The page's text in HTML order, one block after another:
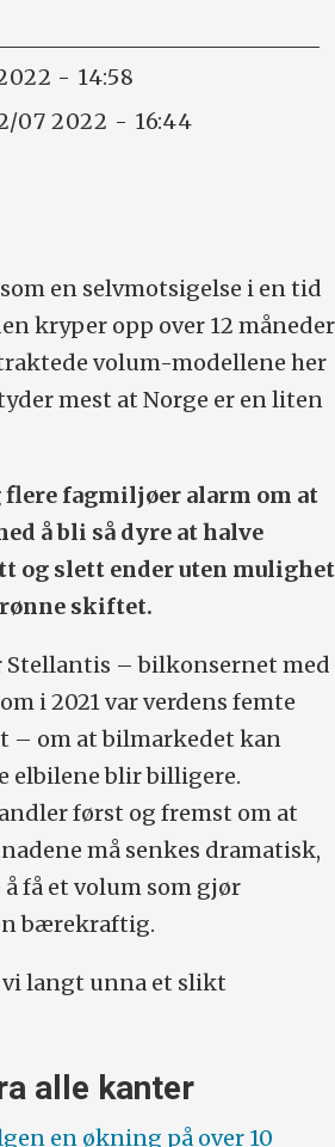
- 14:58
07 2022 - 16:44
en selvmotsigelse i en tid
kryper opp over 12 måneder
volum-modellene her
mest at Norge er en liten
flere fagmiljøer alarm om at
å bli så dyre at halve
og slett ender uten mulighet
skiftet.
Stellantis – bilkonsernet med
i 2021 var verdens femte
– om at bilmarkedet kan
elbilene blir billigere.
først og fremst om at
må senkes dramatisk,
få et volum som gjør
bærekraftig.
vi langt unna et slikt
alle kanter
en økning på over 10